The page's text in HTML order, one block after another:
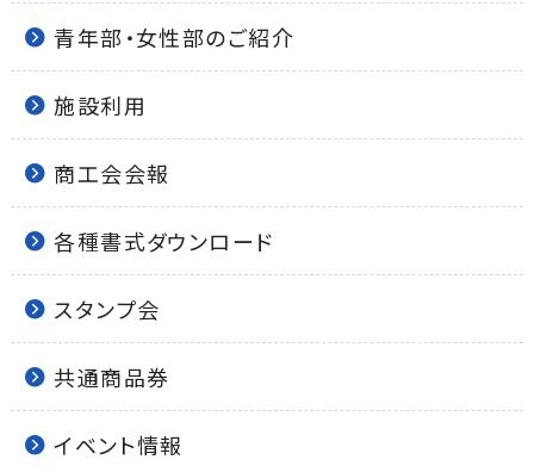
青年部・女性部のご紹介
施設利用
商工会会報
各種書式ダウンロード
スタンプ会
共通商品券
イベント情報